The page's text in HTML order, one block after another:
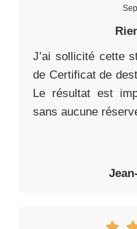
J’ai sollicité cette
de Certificat de
Le résultat est
sans aucune